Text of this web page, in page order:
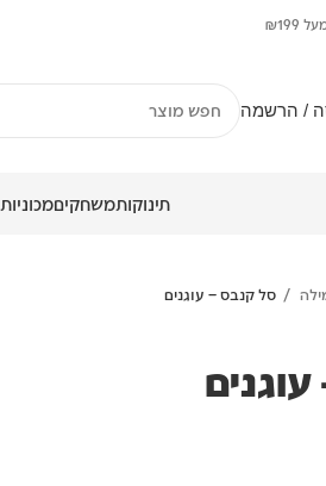
/ הרשמה
תינוקותמשחקיםמכוניות
סל קנבס – עוגנים